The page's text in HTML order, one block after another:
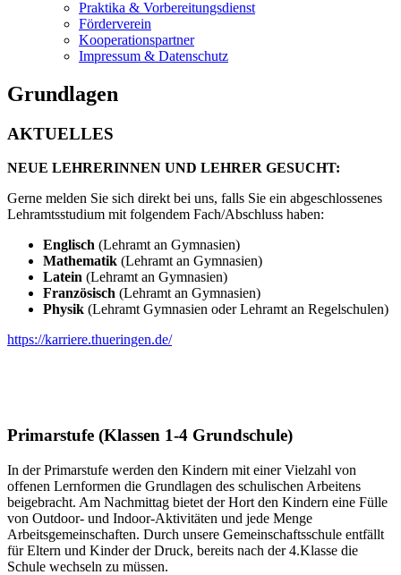
Praktika & Vorbereitungsdienst
Förderverein
Kooperationspartner
Impressum & Datenschutz
Grundlagen
AKTUELLES
NEUE LEHRERINNEN UND LEHRER GESUCHT:
Gerne melden Sie sich direkt bei uns, falls Sie ein abgeschlossenes
Lehramtsstudium mit folgendem Fach/Abschluss haben:
Englisch (Lehramt an Gymnasien)
Mathematik (Lehramt an Gymnasien)
Latein (Lehramt an Gymnasien)
Französisch (Lehramt an Gymnasien)
Physik (Lehramt Gymnasien oder Lehramt an Regelschulen)
https://karriere.thueringen.de/
Primarstufe (Klassen 1-4 Grundschule)
In der Primarstufe werden den Kindern mit einer Vielzahl von
offenen Lernformen die Grundlagen des schulischen Arbeitens
beigebracht. Am Nachmittag bietet der Hort den Kindern eine Fülle
von Outdoor- und Indoor-Aktivitäten und jede Menge
Arbeitsgemeinschaften. Durch unsere Gemeinschaftsschule entfällt
für Eltern und Kinder der Druck, bereits nach der 4.Klasse die
Schule wechseln zu müssen.